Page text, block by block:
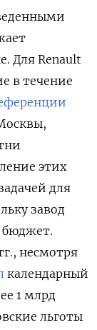
Для Renault
в течение
этих
для
завод
бюджет.
несмотря
календарный
1 млрд
льготы